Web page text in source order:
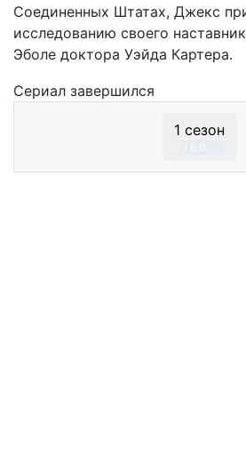
Соединенных Штатах, Джекс
исследованию своего
Эболе доктора Уэйда Картера.
Сериал завершился
1 сезон